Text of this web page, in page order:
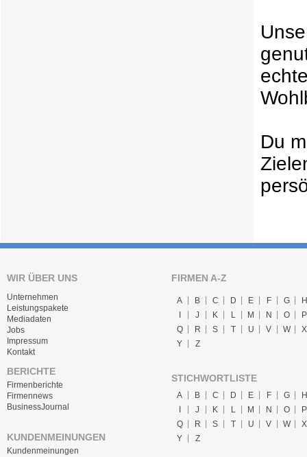
Du
WIR ÜBER UNS
Unternehmen
Leistungspakete
Mediadaten
Jobs
Impressum
Kontakt
BERICHTE
Firmenberichte
Firmennews
BusinessJournal
KUNDENMEINUNGEN
Kundenmeinungen
FIRMEN A-Z
A B C D E F G
H
J K L M N O
P
Q
R S T U V W
X
Y
Z
STICHWORTLISTE
A B C D E F G
H
J K L M N O
P
Q
R S T U V W
X
Y
Z